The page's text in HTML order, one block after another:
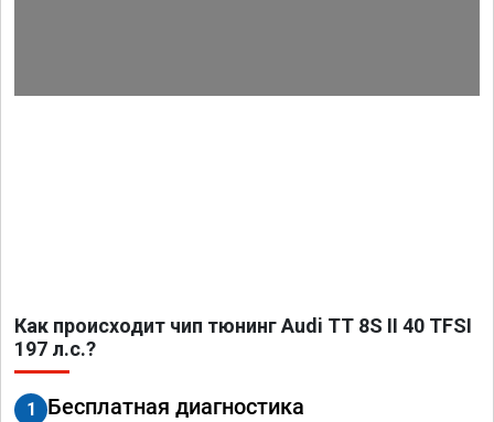
Как происходит чип тюнинг Audi TT 8S II 40 TFSI
197 л.с.?
1 Бесплатная диагностика